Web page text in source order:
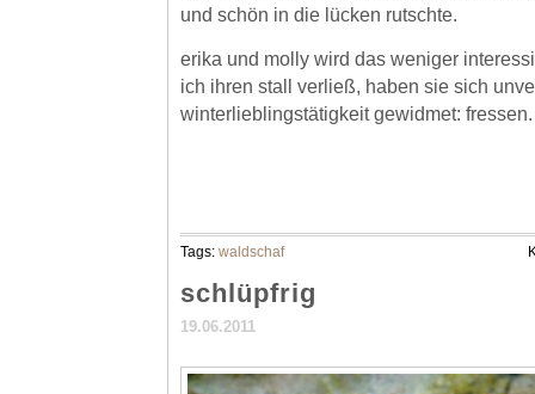
und schön in die lücken rutschte.
erika und molly wird das weniger
ich ihren stall verließ, haben sie sich
winterlieblingstätigkeit gewidmet: fressen.
Tags: waldschaf
schlüpfrig
19.06.2011